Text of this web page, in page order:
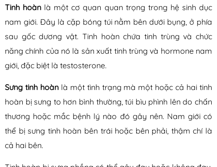
Tinh hoàn là một cơ quan quan trọng trong hệ sinh dục
nam giới. Đây là cặp bóng túi nằm bên dưới bụng, ở phía
sau gốc dương vật. Tinh hoàn chứa tinh trùng và chức
năng chính của nó là sản xuất tinh trùng và hormone nam
giới, đặc biệt là testosterone.
Sưng tinh hoànlà một tình trạng mà một hoặc cả hai tinh
hoàn bị sưng to hơn bình thường,túi bìu phình lên do chấn
thương hoặc mắc bệnh lý nào đó gây nên. Nam giới có
thể bị sưng tinh hoàn bên trái hoặc bên phải, thậm chí là
cả hai bên.
Sống khỏe